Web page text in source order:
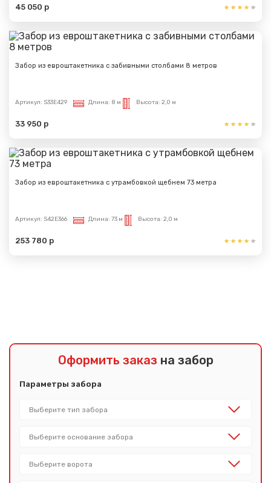
45 050 р
Забор из евроштакетника с забивными столбами 8 метров
Артикул: S33E429 Длина: 8 м Высота: 2,0 м
33 950 р
Забор из евроштакетника с утрамбовкой щебнем 73 метра
Артикул: S42E366 Длина: 73 м Высота: 2,0 м
253 780 р
Оформить заказ на забор
Параметры забора